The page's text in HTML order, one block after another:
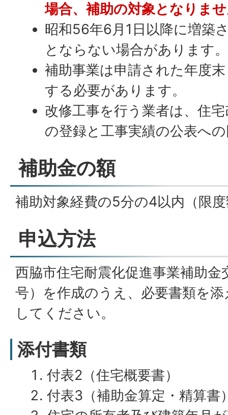
場合、補助の対象となりま
昭和56年6月1日以降に増築
とならない場合があります
補助事業は申請された年度
する必要があります。
改修工事を行う業者は、住
の登録と工事実績の公表へ
補助金の額
補助対象経費の5分の4以内（限
申込方法
西脇市住宅耐震化促進事業補助金
号）を作成のうえ、必要書類を
してください。
添付書類
付表2（住宅概要書）
付表3（補助金算定・精算書